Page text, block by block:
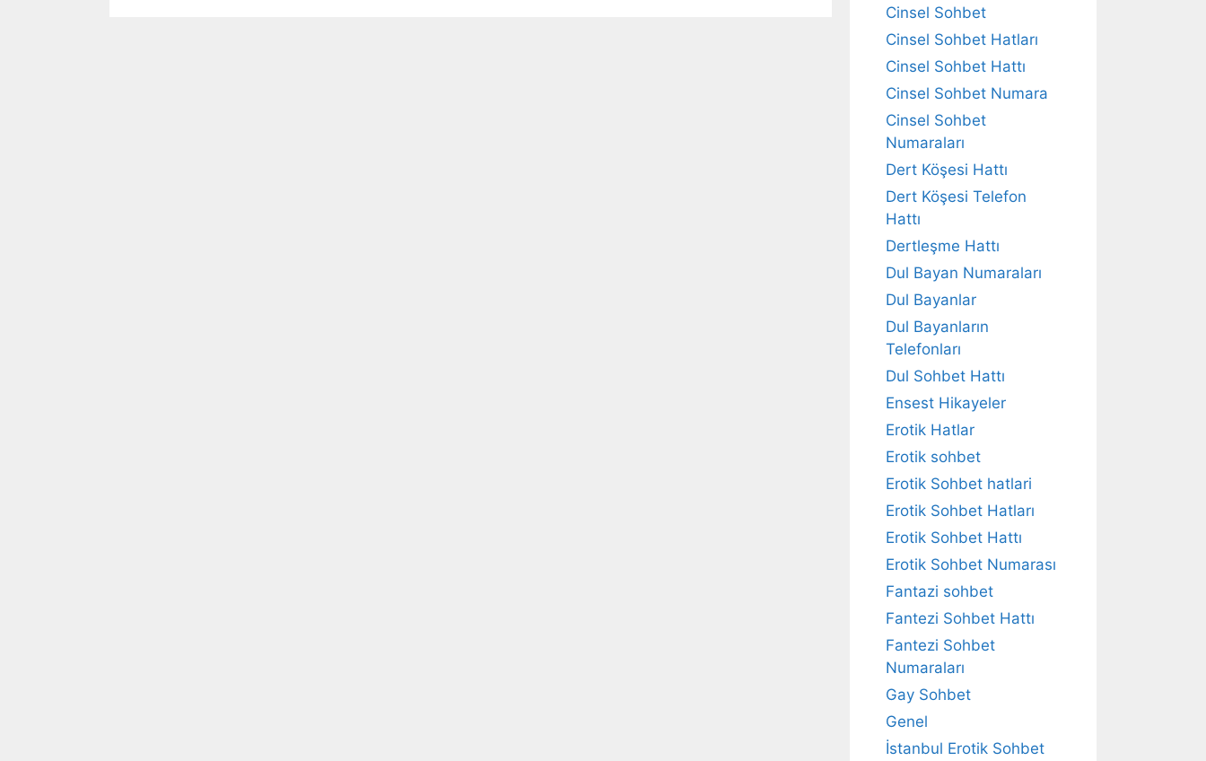
Cinsel Sohbet
Cinsel Sohbet Hatları
Cinsel Sohbet Hattı
Cinsel Sohbet Numara
Cinsel Sohbet
Numaraları
Dert Köşesi Hattı
Dert Köşesi Telefon
Hattı
Dertleşme Hattı
Dul Bayan Numaraları
Dul Bayanlar
Dul Bayanların
Telefonları
Dul Sohbet Hattı
Ensest Hikayeler
Erotik Hatlar
Erotik sohbet
Erotik Sohbet hatlari
Erotik Sohbet Hatları
Erotik Sohbet Hattı
Erotik Sohbet Numarası
Fantazi sohbet
Fantezi Sohbet Hattı
Fantezi Sohbet
Numaraları
Gay Sohbet
Genel
İstanbul Erotik Sohbet